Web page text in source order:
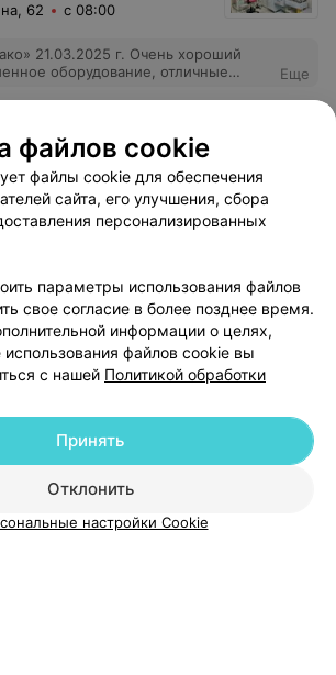
62 с 08:00
21.03.2025 г. Очень хороший
оборудование, отличные
проблема не была
Назначенное лечение дало
Теперь наблюдаться буду
Еще
НА САЙТЕ
Добавить компанию
Добавить специалиста
файлов cookie
файлы cookie для обеспечения
сайта, его улучшения, сбора
персонализированных
параметры использования файлов
свое согласие в более позднее время.
информации о целях,
файлов cookie вы
с нашей Политикой обработки
Отклонить
Принять
настройки Cookie